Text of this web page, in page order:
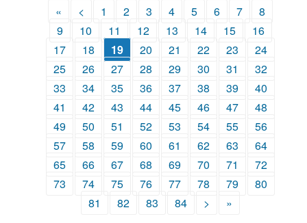
« < 1 2 3 4 5 6 7
8
9
10 11 12 13 14 15
16
17
18 19 20 21 22 23
24
25
26 27 28 29 30 31
32
33
34 35 36 37 38 39
40
41
42 43 44 45 46 47
48
49
50 51 52 53 54 55
56
57
58 59 60 61 62 63
64
65
66 67 68 69 70 71
72
73
74 75 76 77 78 79
80
81
82 83 84 > »